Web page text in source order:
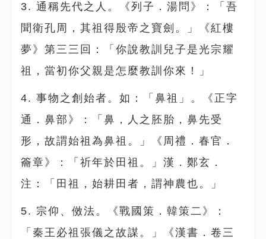
3. 通稱先代之人。《列子．湯問》：「吾
聞衛孔周，其祖得殷帝之寶劍。」《紅樓
夢》第三三回：「你說教訓兒子是光宗耀
祖，當初你父親是怎麼教訓你來！」
4. 事物之創始者。如：「鼻祖」。《正字
通．鼻部》：「鼻，人之胚胎，鼻先受
形，故謂始祖為鼻祖。」《周禮．春官．
籥章》：「祈年於田祖。」漢．鄭玄．
注：「田祖，始耕田者，謂神農也。」
5. 宗仰、傚法。《戰國策．韓策二》：
「秦王必祖張儀之故謀。」《漢書．卷三